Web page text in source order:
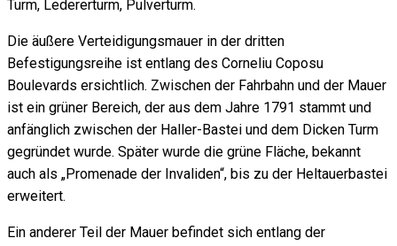
Turm, Ledererturm, Pulverturm.
Die äußere Verteidigungsmauer in der dritten
Befestigungsreihe ist entlang des Corneliu Coposu
Boulevards ersichtlich. Zwischen der Fahrbahn und der Mauer
ist ein grüner Bereich, der aus dem Jahre 1791 stammt und
anfänglich zwischen der Haller-Bastei und dem Dicken Turm
gegründet wurde. Später wurde die grüne Fläche, bekannt
auch als „Promenade der Invaliden“, bis zu der Heltauerbastei
erweitert.
Ein anderer Teil der Mauer befindet sich entlang der